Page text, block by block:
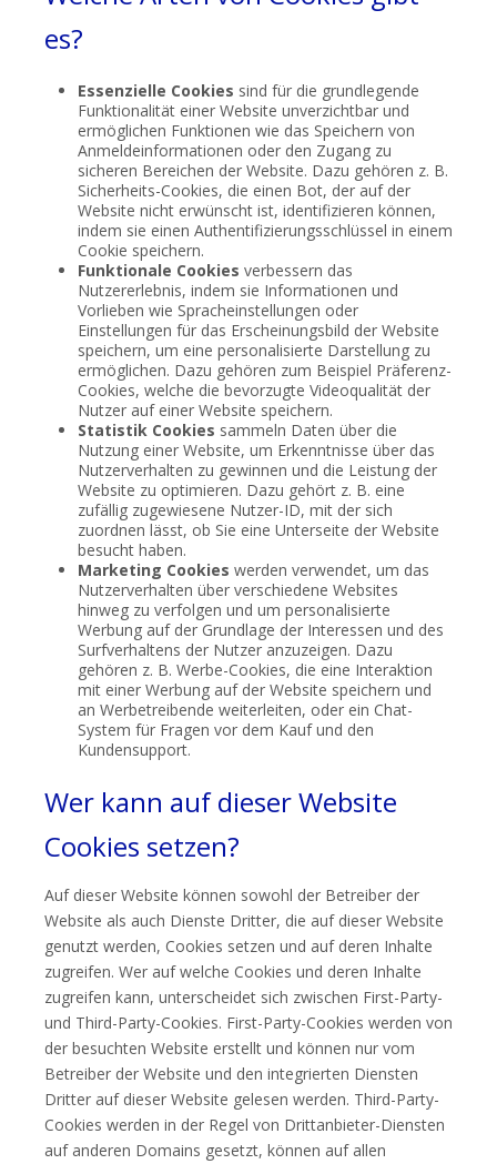
es?
Essenzielle Cookies sind für die grundlegende
Funktionalität einer Website unverzichtbar und
ermöglichen Funktionen wie das Speichern von
Anmeldeinformationen oder den Zugang zu
sicheren Bereichen der Website. Dazu gehören z. B.
Sicherheits-Cookies, die einen Bot, der auf der
Website nicht erwünscht ist, identifizieren können,
indem sie einen Authentifizierungsschlüssel in einem
Cookie speichern.
Funktionale Cookies verbessern das
Nutzererlebnis, indem sie Informationen und
Vorlieben wie Spracheinstellungen oder
Einstellungen für das Erscheinungsbild der Website
speichern, um eine personalisierte Darstellung zu
ermöglichen. Dazu gehören zum Beispiel Präferenz-
Cookies, welche die bevorzugte Videoqualität der
Nutzer auf einer Website speichern.
Statistik Cookies sammeln Daten über die
Nutzung einer Website, um Erkenntnisse über das
Nutzerverhalten zu gewinnen und die Leistung der
Website zu optimieren. Dazu gehört z. B. eine
zufällig zugewiesene Nutzer-ID, mit der sich
zuordnen lässt, ob Sie eine Unterseite der Website
besucht haben.
Marketing Cookies werden verwendet, um das
Nutzerverhalten über verschiedene Websites
hinweg zu verfolgen und um personalisierte
Werbung auf der Grundlage der Interessen und des
Surfverhaltens der Nutzer anzuzeigen. Dazu
gehören z. B. Werbe-Cookies, die eine Interaktion
mit einer Werbung auf der Website speichern und
an Werbetreibende weiterleiten, oder ein Chat-
System für Fragen vor dem Kauf und den
Kundensupport.
Wer kann auf dieser Website
Cookies setzen?
Auf dieser Website können sowohl der Betreiber der
Website als auch Dienste Dritter, die auf dieser Website
genutzt werden, Cookies setzen und auf deren Inhalte
zugreifen. Wer auf welche Cookies und deren Inhalte
zugreifen kann, unterscheidet sich zwischen First-Party-
und Third-Party-Cookies. First-Party-Cookies werden von
der besuchten Website erstellt und können nur vom
Betreiber der Website und den integrierten Diensten
Dritter auf dieser Website gelesen werden. Third-Party-
Cookies werden in der Regel von Drittanbieter-Diensten
auf anderen Domains gesetzt, können auf allen